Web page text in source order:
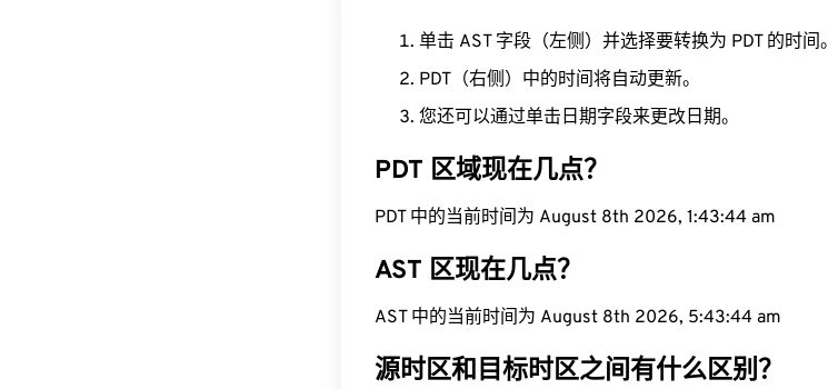
单击 AST 字段（左侧）并选择要转换为 PDT 的时间。
PDT（右侧）中的时间将自动更新。
您还可以通过单击日期字段来更改日期。
PDT 区域现在几点？
PDT 中的当前时间为 August 8th 2026, 1:43:45 am
AST 区现在几点？
AST 中的当前时间为 August 8th 2026, 5:43:45 am
源时区和目标时区之间有什么区别？